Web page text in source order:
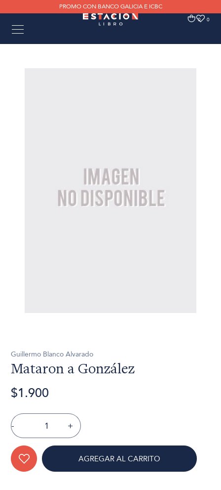
PROMO CON BANCO GALICIA E ICBC
0 0
Guillermo Blanco Alvarado
Mataron a González
$1.900
- +
AGREGAR AL CARRITO